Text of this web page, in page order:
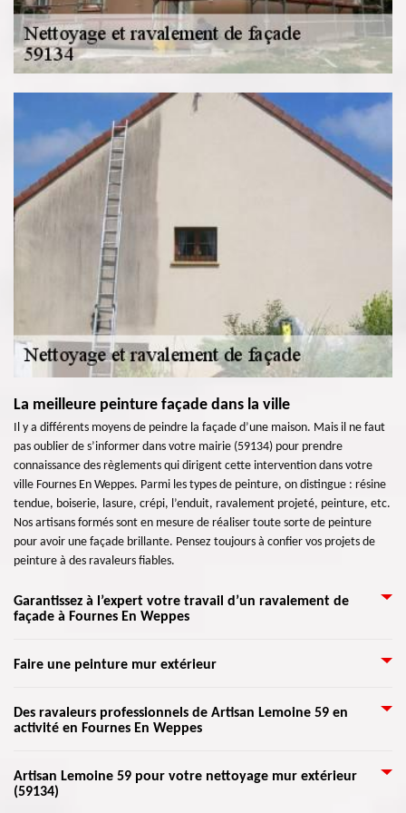
La meilleure peinture façade dans la ville
Il y a différents moyens de peindre la façade d’une maison. Mais il ne faut
pas oublier de s’informer dans votre mairie (59134) pour prendre
connaissance des règlements qui dirigent cette intervention dans votre
ville Fournes En Weppes. Parmi les types de peinture, on distingue : résine
tendue, boiserie, lasure, crépi, l’enduit, ravalement projeté, peinture, etc.
Nos artisans formés sont en mesure de réaliser toute sorte de peinture
pour avoir une façade brillante. Pensez toujours à confier vos projets de
peinture à des ravaleurs fiables.
Garantissez à l’expert votre travail d’un ravalement de
façade à Fournes En Weppes
Lorsque la façade est détruit, cela risque d’endommager votre maison et
de votre façade pour garantir un fort revêtement de votre maison. Alors,
pourquoi ne pas faire le ravalement de votre façade si vous pensez que la
s’implante dans Fournes En Weppes 59134 pour vous intervenir à réaliser
votre travail dans ce domaine. De plus, Artisan Lemoine 59 dispose des
Faire une peinture mur extérieur
La peinture est très indispensable pour une maison. Même si une façade
non peinte n’est pas si terrible, il arrive qu’elle ne soit pas attrayante,
procure à vos murs extérieurs un air brillant. Avec une forte résistance à la
saleté, aux algues et aux champignons, elle protège aussi de la
Des ravaleurs professionnels de Artisan Lemoine 59 en
activité en Fournes En Weppes
Nous savons tous qu’un ravalement de façade consiste à redonner de
l’éclat à toute maison. Certes, il est envisageable de faire le travail sans
Artisan Lemoine 59 pour votre nettoyage mur extérieur
(59134)